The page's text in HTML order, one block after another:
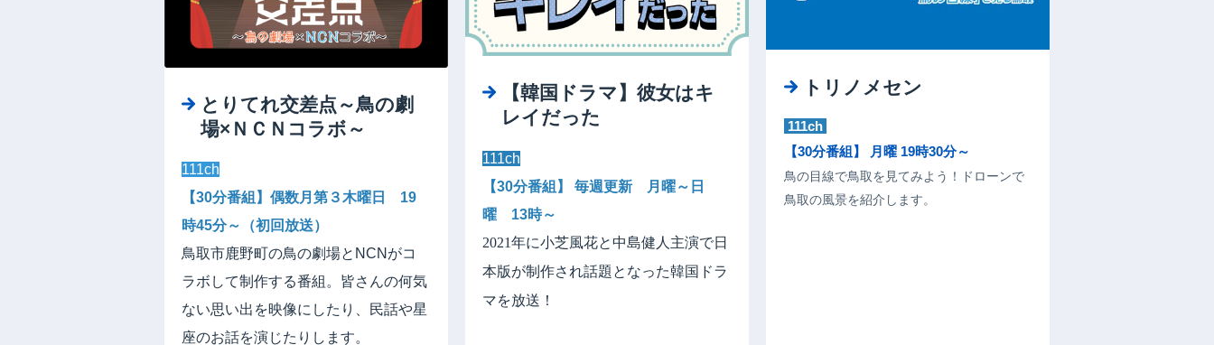
とりてれ交差点～鳥の劇
場×ＮＣＮコラボ～
111ch
【30分番組】偶数月第３木曜日 19
時45分～（初回放送）
鳥取市鹿野町の鳥の劇場とNCNがコ
ラボして制作する番組。皆さんの何気
ない思い出を映像にしたり、民話や星
座のお話を演じたりします。
【韓国ドラマ】彼女はキ
レイだった
111ch
【30分番組】 毎週更新 月曜～日
曜 13時～
2021年に小芝風花と中島健人主演で日
本版が制作され話題となった韓国ドラ
マを放送！
トリノメセン
111ch
【30分番組】 月曜 19時30分～
鳥の目線で鳥取を見てみよう！ドローンで
鳥取の風景を紹介します。